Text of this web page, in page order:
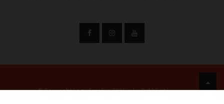
© Copyright Logudorolive 2024 | Pubblicità